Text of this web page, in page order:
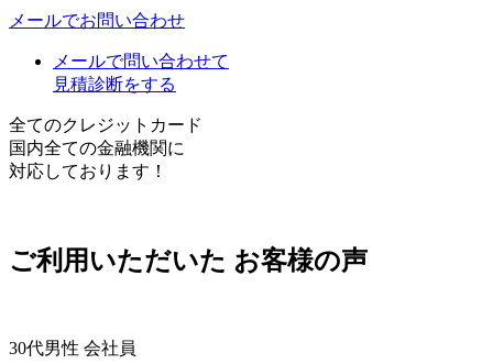
メールでお問い合わせ
メールで問い合わせて
見積診断をする
全てのクレジットカード
国内全ての金融機関に
対応しております！
ご利用いただいた お客様の声
30代男性 会社員